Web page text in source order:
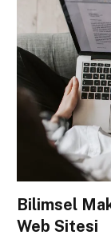
Bilimsel
Web Sitesi